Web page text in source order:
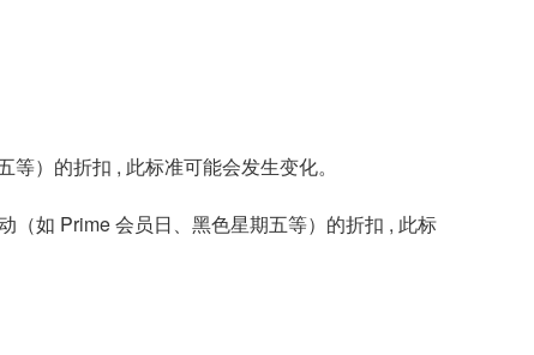
）的折扣 , 此标准可能会发生变化。
（如 Prime 会员日、黑色星期五等）的折扣 , 此标